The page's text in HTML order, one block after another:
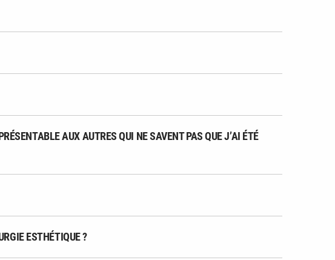
AUX AUTRES QUI NE SAVENT PAS QUE J’AI ÉTÉ
ESTHÉTIQUE ?